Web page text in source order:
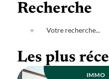
Recherche
Les plus
IMMO